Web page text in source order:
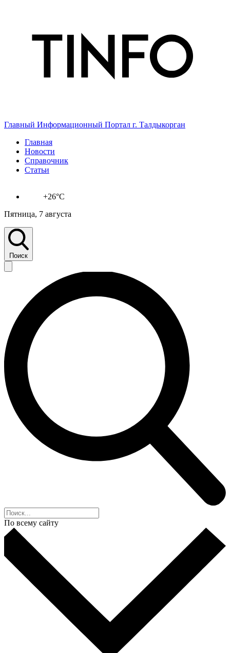
Главный Информационный Портал г. Талдыкорган
Главная
Новости
Справочник
Статьи
+26°C
Пятница, 7 августа
Поиск
По всему сайту